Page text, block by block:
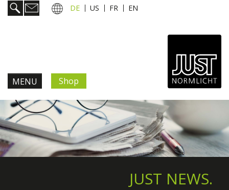
DE US FR EN
MENU
& Lösungen
Information & Service
Shop
JUST NEWS.